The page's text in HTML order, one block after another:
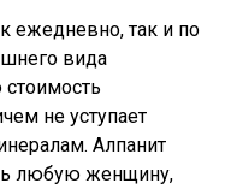
ежедневно, так и по
вида
не уступает
Алпанит
любую женщину,